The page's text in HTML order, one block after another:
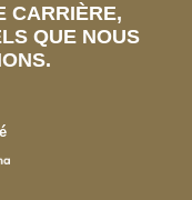
CARRIÈRE,
QUE NOUS